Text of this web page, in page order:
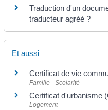
Traduction d'un
traducteur agréé ?
Et aussi
Certificat de vie
Famille - Scolarité
Certificat d'urbanisme
Logement